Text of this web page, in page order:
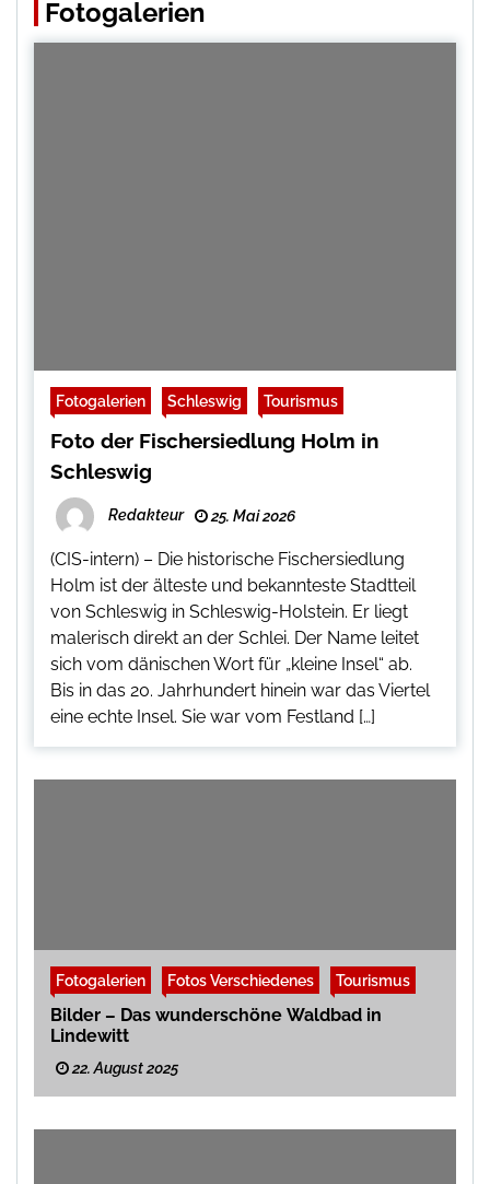
Fotogalerien
Fotogalerien Schleswig Tourismus
Foto der Fischersiedlung Holm in
Schleswig
Redakteur 25. Mai 2026
(CIS-intern) – Die historische Fischersiedlung
Holm ist der älteste und bekannteste Stadtteil
von Schleswig in Schleswig-Holstein. Er liegt
malerisch direkt an der Schlei. Der Name leitet
sich vom dänischen Wort für „kleine Insel“ ab.
Bis in das 20. Jahrhundert hinein war das Viertel
eine echte Insel. Sie war vom Festland […]
Fotogalerien Fotos Verschiedenes Tourismus
Bilder – Das wunderschöne Waldbad in
Lindewitt
22. August 2025